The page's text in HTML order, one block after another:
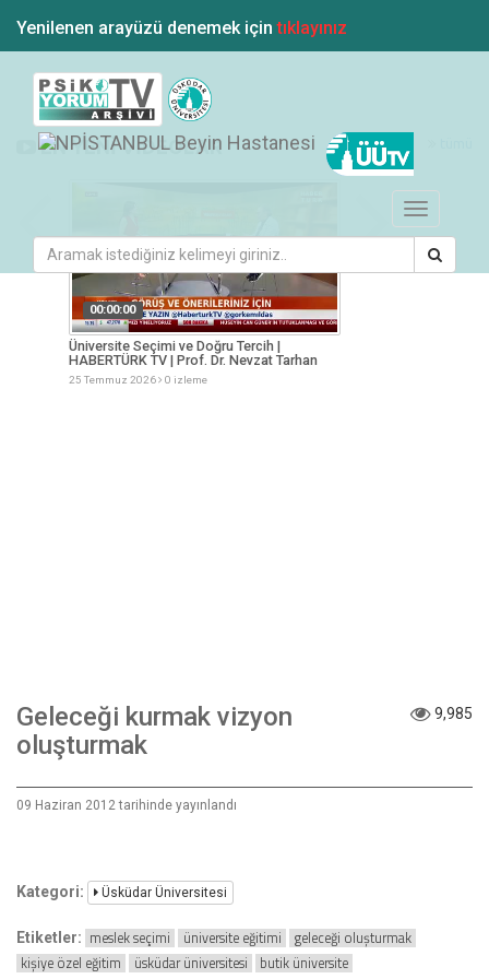
Yenilenen arayüzü denemek içintıklayınız
Toggle
navigation
EN YENİ VİDEOLAR
00:00:00
Üniversite Seçimi ve Doğru Tercih |
HABERTÜRK TV | Prof. Dr. Nevzat Tarhan
25 Temmuz 2026 0 izleme
Geleceği kurmak vizyon
oluşturmak
9,985
09 Haziran 2012 tarihinde yayınlandı
Kategori: Üsküdar Üniversitesi
Etiketler: meslek seçimi üniversite eğitimi
geleceği oluşturmak
kişiye özel eğitim
üsküdar üniversitesi
butik üniversite